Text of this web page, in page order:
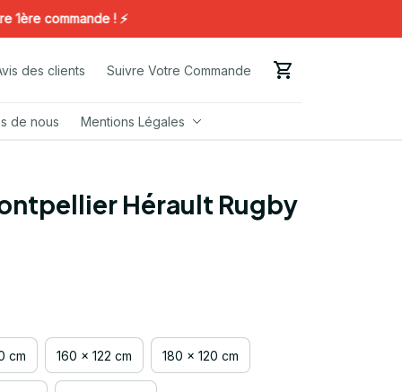
commande ! ⚡️
des clients Suivre Votre Commande
de nous Mentions Légales
Hérault Rugby
cm 160 x 122 cm 180 x 120 cm